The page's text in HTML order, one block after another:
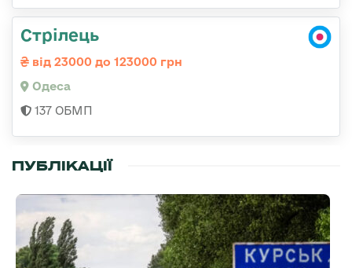
Стрілець
від 23000 до 123000 грн
Одеса
137 ОБМП
ПУБЛІКАЦІЇ